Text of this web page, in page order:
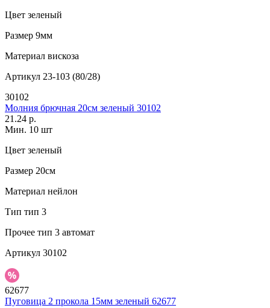
Цвет зеленый
Размер 9мм
Материал вискоза
Артикул 23-103 (80/28)
30102
Молния брючная 20см зеленый 30102
21.24 р.
Мин. 10 шт
Цвет зеленый
Размер 20см
Материал нейлон
Тип тип 3
Прочее тип 3 автомат
Артикул 30102
62677
Пуговица 2 прокола 15мм зеленый 62677